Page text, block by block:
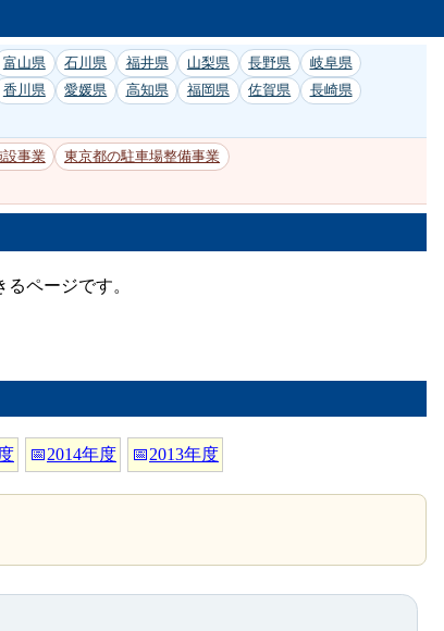
富山県 石川県 福井県 山梨県 長野県
岐阜県
香川県 愛媛県 高知県 福岡県 佐賀県
長崎県
事業
東京都の駐車場整備事業
ページです。
📅2014年度 📅2013年度